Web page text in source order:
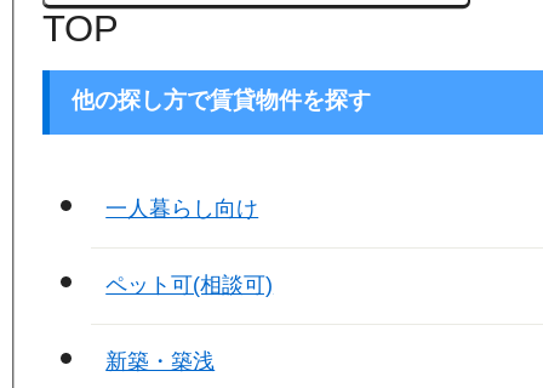
TOP
他の探し方で賃貸物件を探す
一人暮らし向け
ペット可(相談可)
新築・築浅